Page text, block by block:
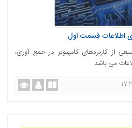
اطلاعات قسمت اول
از کاربردهای کامپیوتر در جمع آوری،
می باشد.